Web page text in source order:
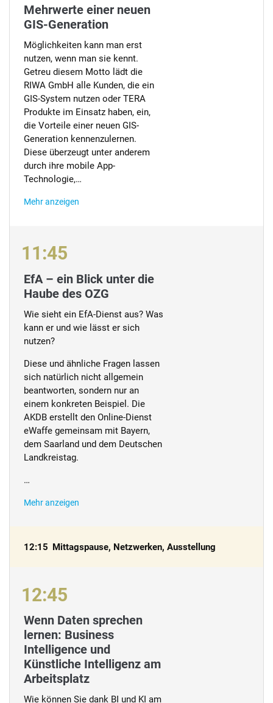
Mehrwerte einer neuen
GIS-Generation
Möglichkeiten kann man erst
nutzen, wenn man sie kennt.
Getreu diesem Motto lädt die
RIWA GmbH alle Kunden, die ein
GIS-System nutzen oder TERA
Produkte im Einsatz haben, ein,
die Vorteile einer neuen GIS-
Generation kennenzulernen.
Diese überzeugt unter anderem
durch ihre mobile App-
Technologie,…
Mehr anzeigen
11:45
EfA – ein Blick unter die
Haube des OZG
Wie sieht ein EfA-Dienst aus? Was
kann er und wie lässt er sich
nutzen?
Diese und ähnliche Fragen lassen
sich natürlich nicht allgemein
beantworten, sondern nur an
einem konkreten Beispiel. Die
AKDB erstellt den Online-Dienst
eWaffe gemeinsam mit Bayern,
dem Saarland und dem Deutschen
Landkreistag.
…
Mehr anzeigen
12:15 Mittagspause, Netzwerken, Ausstellung
12:45
Wenn Daten sprechen
lernen: Business
Intelligence und
Künstliche Intelligenz am
Arbeitsplatz
Wie können Sie dank BI und KI am